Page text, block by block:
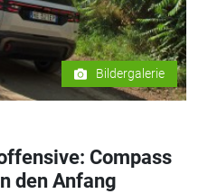
Bildergalerie
Compass
den Anfang